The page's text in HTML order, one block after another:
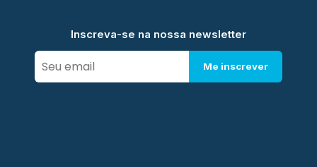
Inscreva-se na nossa newsletter
Me inscrever